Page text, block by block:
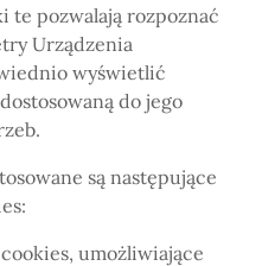
te pozwalają rozpoznać
Urządzenia
wyświetlić
do jego
są następujące
umożliwiające